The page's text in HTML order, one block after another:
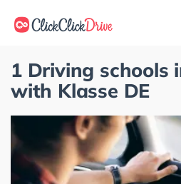
1 Driving schools
with Klasse DE